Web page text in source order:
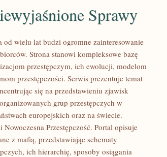
Sprawy
od wielu lat budzi ogromne zainteresowanie
Strona stanowi kompleksowe bazę
przestępczym, ich ewolucji, modelom
przestępczości. Serwis prezentuje temat
się na przedstawieniu zjawisk
grup przestępczych w
europejskich oraz na świecie.
Przestępczość. Portal opisuje
z mafią, przedstawiając schematy
ich hierarchię, sposoby osiągania